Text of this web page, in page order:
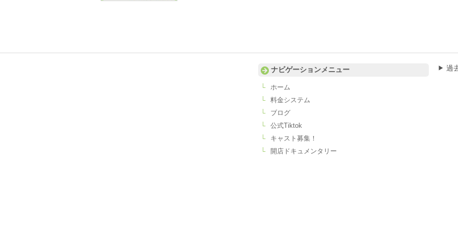
ナビゲーションメニュー
ホーム
料金システム
ブログ
公式Tiktok
キャスト募集！
開店ドキュメンタリー
過